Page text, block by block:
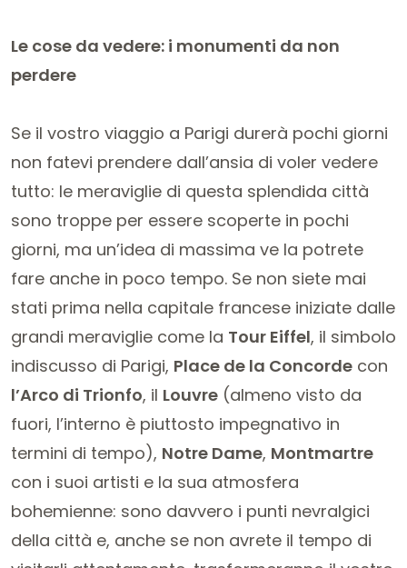
Le cose da vedere: i monumenti da non
perdere
Se il vostro viaggio a Parigi durerà pochi giorni
non fatevi prendere dall’ansia di voler vedere
tutto: le meraviglie di questa splendida città
sono troppe per essere scoperte in pochi
giorni, ma un’idea di massima ve la potrete
fare anche in poco tempo. Se non siete mai
stati prima nella capitale francese iniziate dalle
grandi meraviglie come la Tour Eiffel, il simbolo
indiscusso di Parigi, Place de la Concorde con
l’Arco di Trionfo, il Louvre (almeno visto da
fuori, l’interno è piuttosto impegnativo in
termini di tempo), Notre Dame, Montmartre
con i suoi artisti e la sua atmosfera
bohemienne: sono davvero i punti nevralgici
della città e, anche se non avrete il tempo di